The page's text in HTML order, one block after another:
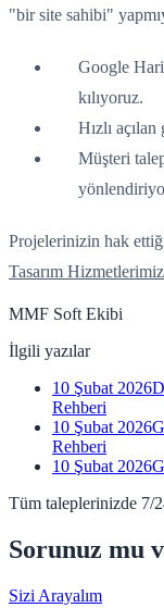
"bir site sahibi"
Google
kılıyoruz.
Hızlı
Müşteri
Projelerinizin hak
Tasarım Hizmetlerimiz
MMF Soft Ekibi
İlgili yazılar
10 Şubat 2026
Rehberi
10 Şubat 2026
Rehberi
10 Şubat 2026
Tüm taleplerinizde 7/
Sorunuz mu
Sizi Arayalım